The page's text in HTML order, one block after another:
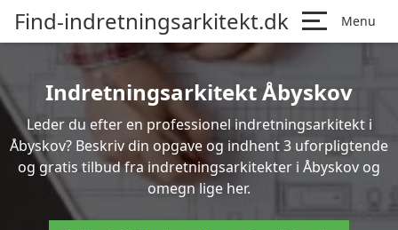
Find-indretningsarkitekt.dk Menu
Indretningsarkitekt Åbyskov
Leder du efter en professionel indretningsarkitekt i
Åbyskov? Beskriv din opgave og indhent 3 uforpligtende
og gratis tilbud fra indretningsarkitekter i Åbyskov og
omegn lige her.